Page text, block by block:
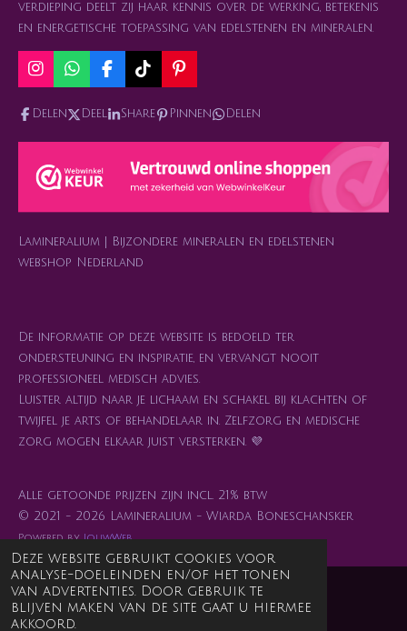
Deze website gebruikt cookies voor
analyse-doeleinden en/of het tonen
van advertenties. Door gebruik te
blijven maken van de site gaat u hiermee
akkoord.
verdieping deelt zij haar kennis over de werking, betekenis
en energetische toepassing van edelstenen en mineralen.
I
n
s
a
r
a
W
h
a
t
s
p
p
F
a
c
e
b
T
i
k
o
P
i
n
e
e
s
Delen Deel Share Pinnen Delen
Lamineralium | Bijzondere mineralen en edelstenen
webshop Nederland
De informatie op deze website is bedoeld ter
ondersteuning en inspiratie, en vervangt nooit
professioneel medisch advies.
Luister altijd naar je lichaam en schakel bij klachten of
twijfel je arts of behandelaar in. Zelfzorg en medische
zorg mogen elkaar juist versterken. 💜
Alle getoonde prijzen zijn incl. 21% btw
© 2021 - 2026 Lamineralium - Wiarda Boneschansker
Powered byJouwWeb